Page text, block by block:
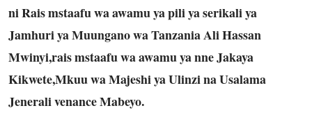
ni Rais mstaafu wa awamu ya pili ya serikali ya
Jamhuri ya Muungano wa Tanzania Ali Hassan
Mwinyi,rais mstaafu wa awamu ya nne Jakaya
Kikwete,Mkuu wa Majeshi ya Ulinzi na Usalama
Jenerali venance Mabeyo.